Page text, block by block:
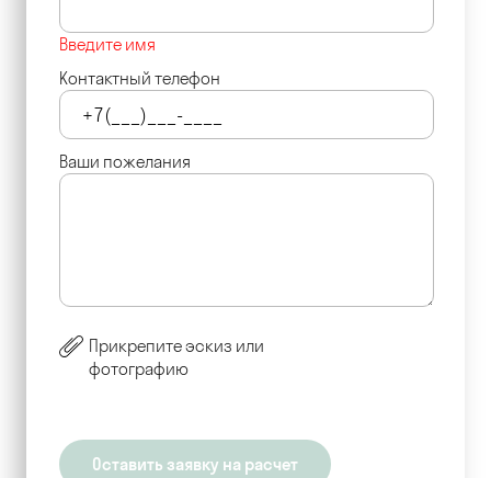
Введите имя
Контактный телефон
Ваши пожелания
Прикрепите эскиз или
фотографию